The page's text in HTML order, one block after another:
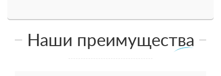
Наши преимущества